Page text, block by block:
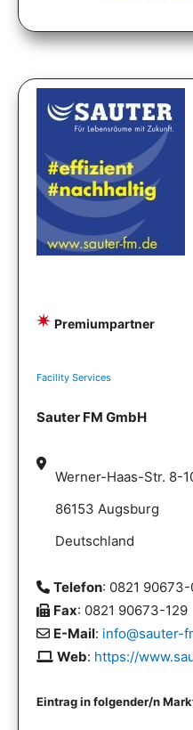
Premiumpartner
Facility Services
Sauter FM GmbH
Eintrag in folgender/n
Werner-Haas-Str. 8-
86153 Augsburg
Deutschland
Telefon: 0821
Fax: 0821 90673-129
E-Mail: info@sauter-
Web: https://